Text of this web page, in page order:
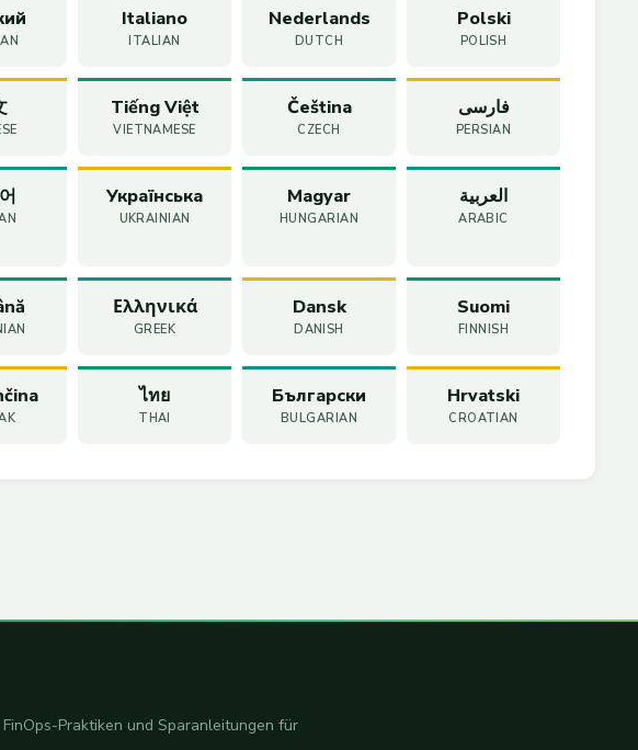
Italiano
ITALIAN
Nederlands
DUTCH
Polski
POLISH
Tiếng Việt
VIETNAMESE
Čeština
CZECH
فارسی
PERSIAN
Українська
UKRAINIAN
Magyar
HUNGARIAN
العربية
ARABIC
Ελληνικά
GREEK
Dansk
DANISH
Suomi
FINNISH
ไทย
THAI
Български
BULGARIAN
Hrvatski
CROATIAN
Praktiken und Sparanleitungen für